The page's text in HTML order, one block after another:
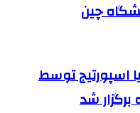
چین
اسپورتیج توسط
شد